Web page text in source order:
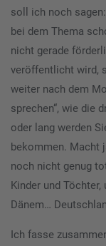
soll ich noch
bei dem Thema
nicht gerade
veröffentlicht wird,
weiter nach dem
sprechen“, wie die
oder lang werden
bekommen. Macht
noch nicht genug
Kinder und
Dänem…
Ich fasse